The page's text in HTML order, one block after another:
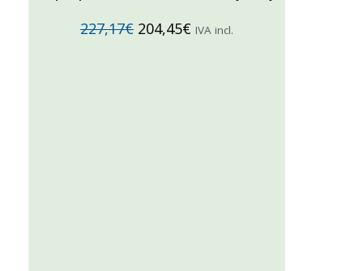
227,17€ 204,45€ IVA incl.